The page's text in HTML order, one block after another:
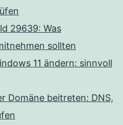
29639: Was
sollten
11 ändern: sinnvoll
Domäne beitreten: DNS,